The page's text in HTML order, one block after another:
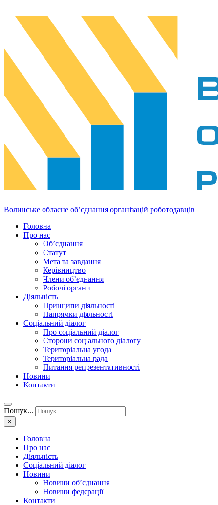
Волинське обласне об’єднання організацій роботодавців
Головна
Про нас
Об’єднання
Статут
Мета та завдання
Керівництво
Члени об’єднання
Робочі органи
Діяльність
Принципи діяльності
Напрямки діяльності
Соціальний діалог
Про соціальний діалог
Сторони соціального діалогу
Територіальна угода
Територіальна рада
Питання репрезентативності
Новини
Контакти
Пошук...
×
Головна
Про нас
Діяльність
Соціальний діалог
Новини
Новини об’єднання
Новини федерації
Контакти